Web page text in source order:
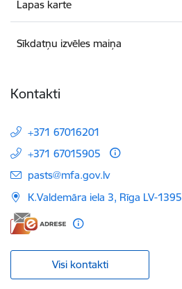
Lapas karte
Sīkdatņu izvēles maiņa
Kontakti
+371 67016201
+371 67015905
E-pasts:
pasts@mfa.gov.lv
K.Valdemāra iela 3, Rīga LV-1395
Visi kontakti